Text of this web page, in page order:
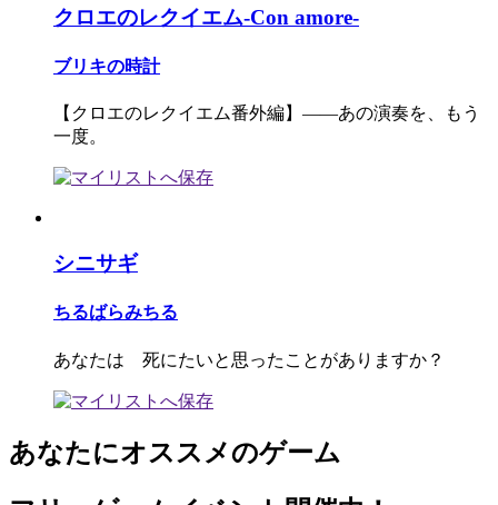
クロエのレクイエム-Con amore-
ブリキの時計
【クロエのレクイエム番外編】――あの演奏を、もう
一度。
シニサギ
ちるばらみちる
あなたは 死にたいと思ったことがありますか？
あなたにオススメのゲーム